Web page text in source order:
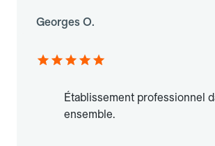
Georges O.
Établissement professionnel
ensemble.